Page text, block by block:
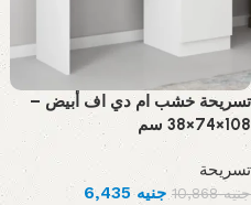
تسريحة خشب ام دي اف أبيض –
108×74×38 سم
تسريحة
جنيه10,868 جنيه6,435